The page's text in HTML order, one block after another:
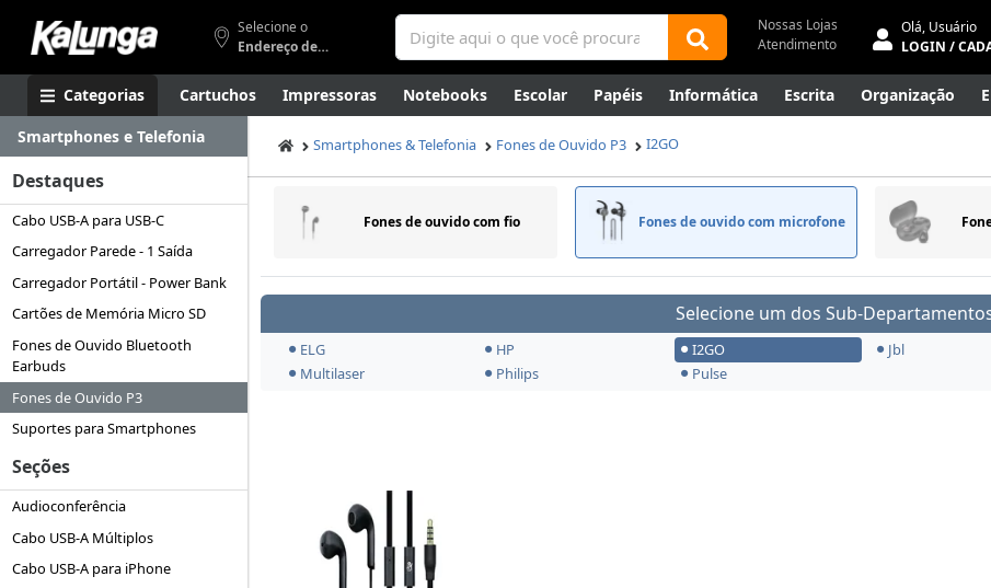
Selecione o
Endereço de entrega
Nossas Lojas
Atendimento
Olá, Usuário
LOGIN /
Categorias Cartuchos Impressoras Notebooks Escolar Papéis Informática Escrita Organização
Apresentação Smartphones Artes Gamers Higiene Mídias Envelopes
Canetas Luxo
Outlet
Smartphones e Telefonia
Destaques
Cabo USB-A para USB-C
Carregador Parede - 1 Saída
Carregador Portátil - Power Bank
Cartões de Memória Micro SD
Fones de Ouvido Bluetooth
Earbuds
Fones de Ouvido P3
Suportes para Smartphones
Seções
Audioconferência
Cabo USB-A Múltiplos
Cabo USB-A para iPhone
Smartphones & Telefonia Fones de Ouvido P3 I2GO
Fones de ouvidocom fio Fones de ouvidocom microfone
Selecione um dos Sub-
ELG HP I2GO Jbl
Multilaser
Philips Pulse